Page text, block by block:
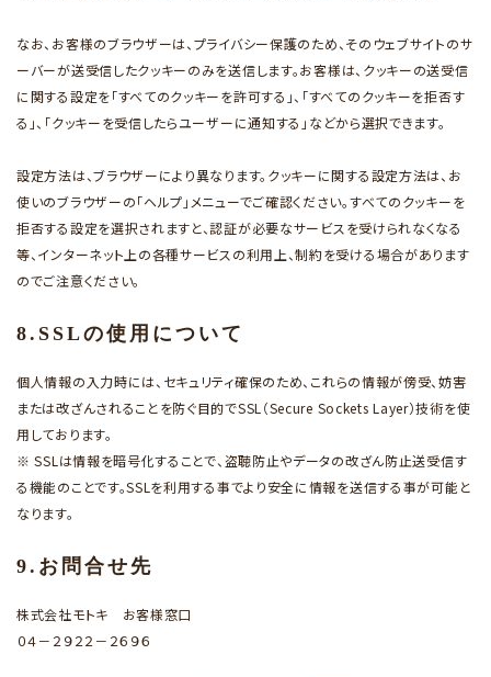
なお、お客様のブラウザーは、プライバシー保護のため、そのウェブサイトのサ
ーバーが送受信したクッキーのみを送信します。お客様は、クッキーの送受信
に関する設定を「すべてのクッキーを許可する」、「すべてのクッキーを拒否す
る」、「クッキーを受信したらユーザーに通知する」などから選択できます。
設定方法は、ブラウザーにより異なります。クッキーに関する設定方法は、お
使いのブラウザーの「ヘルプ」メニューでご確認ください。すべてのクッキーを
拒否する設定を選択されますと、認証が必要なサービスを受けられなくなる
等、インターネット上の各種サービスの利用上、制約を受ける場合があります
のでご注意ください。
8.SSLの使用について
個人情報の入力時には、セキュリティ確保のため、これらの情報が傍受、妨害
または改ざんされることを防ぐ目的でSSL（Secure Sockets Layer）技術を使
用しております。
※ SSLは情報を暗号化することで、盗聴防止やデータの改ざん防止送受信す
る機能のことです。SSLを利用する事でより安全に情報を送信する事が可能と
なります。
9.お問合せ先
株式会社モトキ お客様窓口
０４－２９２２－２６９６